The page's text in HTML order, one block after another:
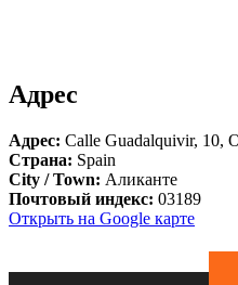
Адрес
Адрес: Calle Guadalquivir, 10,
Страна: Spain
City / Town: Аликанте
Почтовый индекс: 03189
Открыть на Google карте